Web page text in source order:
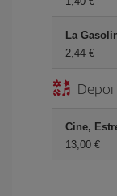
La
2,44 €
Cine,
13,00 €